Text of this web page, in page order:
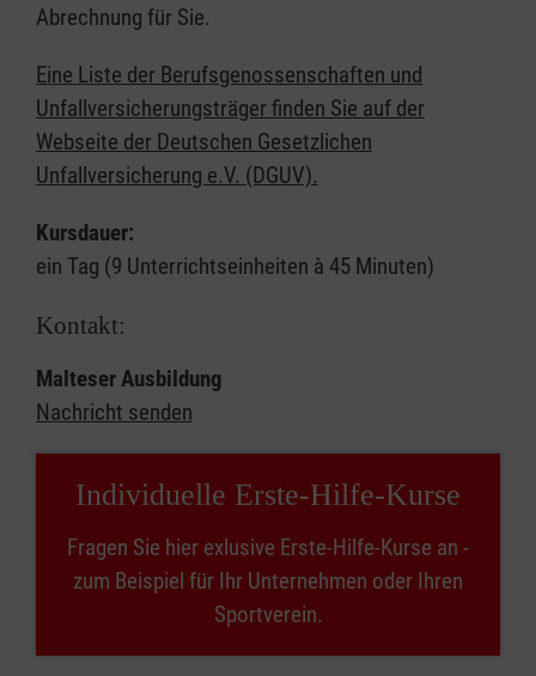
Abrechnung für Sie.
Eine Liste der Berufsgenossenschaften und
Unfallversicherungsträger finden Sie auf der
Webseite der Deutschen Gesetzlichen
Unfallversicherung e.V. (DGUV).
Kursdauer:
ein Tag (9 Unterrichtseinheiten à 45 Minuten)
Kontakt:
Malteser Ausbildung
Nachricht senden
Individuelle Erste-Hilfe-Kurse
Fragen Sie hier exlusive Erste-Hilfe-Kurse an -
zum Beispiel für Ihr Unternehmen oder Ihren
Sportverein.